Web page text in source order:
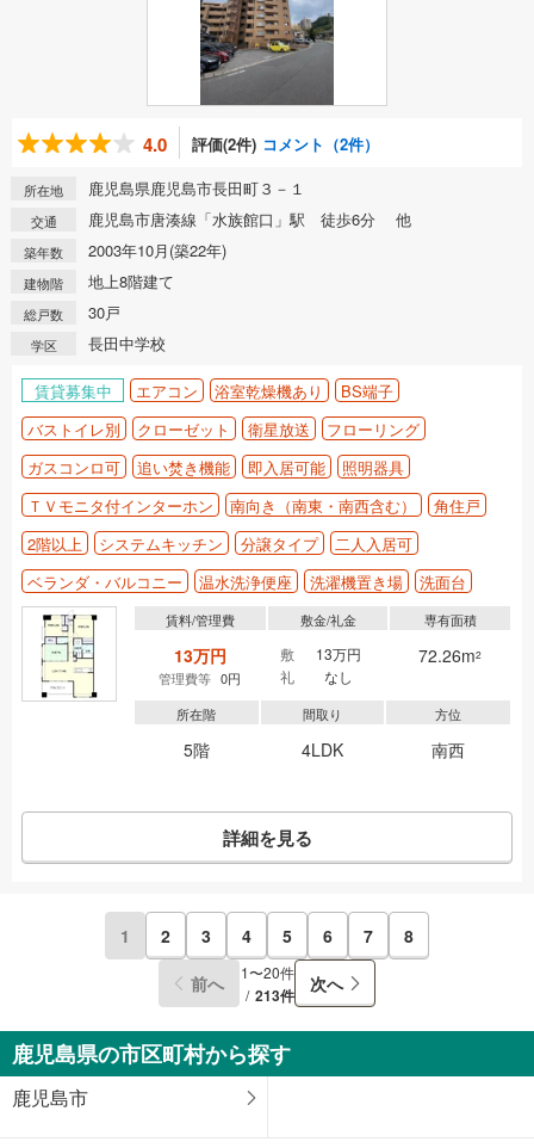
4.0 評価(2件) コメント（2件）
所在地 鹿児島県鹿児島市長田町３－１
交通 鹿児島市唐湊線「水族館口」駅 徒歩6分 他
築年数 2003年10月(築22年)
建物階 地上8階建て
総戸数 30戸
学区 長田中学校
賃貸募集中 エアコン 浴室乾燥機あり
BS端子
バストイレ別
クローゼット 衛星放送
フローリング
ガスコンロ可
追い焚き機能 即入居可能
照明器具
ＴＶモニタ付インターホン
南向き（南東・南西含む）
角住戸
2階以上
システムキッチン 分譲タイプ
二人入居可
ベランダ・バルコニー
温水洗浄便座 洗濯機置き場 洗面台
賃料/管理費
13万円
管理費等 0円
敷金/礼金
敷
13万円
礼
なし
専有面積
72.26m2
所在階
5階
間取り
4LDK
方位
南西
詳細を見る
前へ
1 2 3 4 5 6 7
8
次へ
1〜20件
213件
鹿児島県の市区町村から探す
鹿児島市